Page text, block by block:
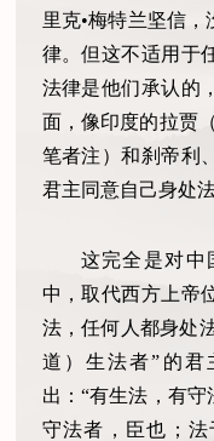
里克•梅特兰坚信
律。但这不适用于
法律是他们承认的
面，像印度的拉贾
笔者注）和刹帝利
君主同意自己身处
这完全是对中
中，取代西方上帝
法，任何人都身处
道）生法者”的君
出：“有生法，有守
守法者，臣也；法